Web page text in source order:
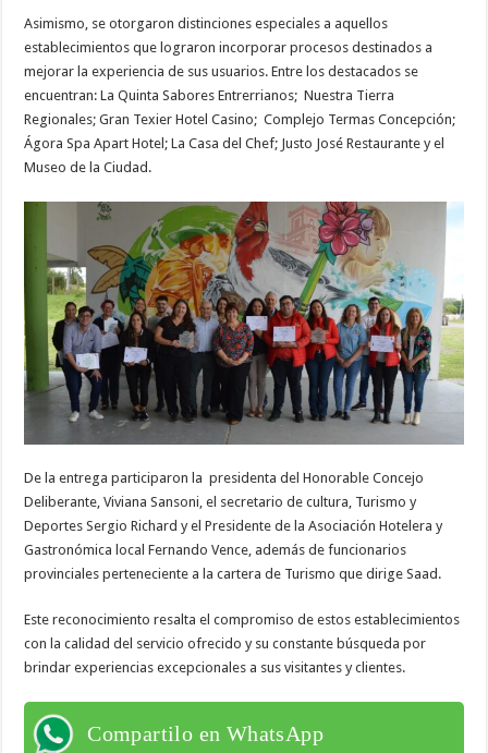
Asimismo, se otorgaron distinciones especiales a aquellos
establecimientos que lograron incorporar procesos destinados a
mejorar la experiencia de sus usuarios. Entre los destacados se
encuentran: La Quinta Sabores Entrerrianos; Nuestra Tierra
Regionales; Gran Texier Hotel Casino; Complejo Termas Concepción;
Ágora Spa Apart Hotel; La Casa del Chef; Justo José Restaurante y el
Museo de la Ciudad.
De la entrega participaron la presidenta del Honorable Concejo
Deliberante, Viviana Sansoni, el secretario de cultura, Turismo y
Deportes Sergio Richard y el Presidente de la Asociación Hotelera y
Gastronómica local Fernando Vence, además de funcionarios
provinciales perteneciente a la cartera de Turismo que dirige Saad.
Este reconocimiento resalta el compromiso de estos establecimientos
con la calidad del servicio ofrecido y su constante búsqueda por
brindar experiencias excepcionales a sus visitantes y clientes.
Compartilo en WhatsApp